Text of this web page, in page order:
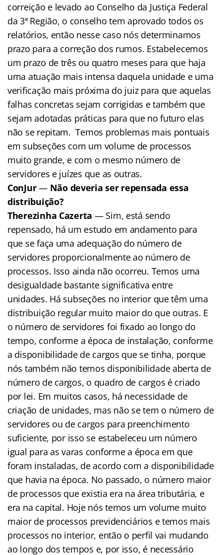
correição e levado ao Conselho da Justiça Federal
da 3ª Região, o conselho tem aprovado todos os
relatórios, então nesse caso nós determinamos
prazo para a correção dos rumos. Estabelecemos
um prazo de três ou quatro meses para que haja
uma atuação mais intensa daquela unidade e uma
verificação mais próxima do juiz para que aquelas
falhas concretas sejam corrigidas e também que
sejam adotadas práticas para que no futuro elas
não se repitam. Temos problemas mais pontuais
em subseções com um volume de processos
muito grande, e com o mesmo número de
servidores e juízes que as outras.
ConJur—Não deveria ser repensada essa
distribuição?
Therezinha Cazerta — Sim, está sendo
repensado, há um estudo em andamento para
que se faça uma adequação do número de
servidores proporcionalmente ao número de
processos. Isso ainda não ocorreu. Temos uma
desigualdade bastante significativa entre
unidades. Há subseções no interior que têm uma
distribuição regular muito maior do que outras. E
o número de servidores foi fixado ao longo do
tempo, conforme a época de instalação, conforme
a disponibilidade de cargos que se tinha, porque
nós também não temos disponibilidade aberta de
número de cargos, o quadro de cargos é criado
por lei. Em muitos casos, há necessidade de
criação de unidades, mas não se tem o número de
servidores ou de cargos para preenchimento
suficiente, por isso se estabeleceu um número
igual para as varas conforme a época em que
foram instaladas, de acordo com a disponibilidade
que havia na época. No passado, o número maior
de processos que existia era na área tributária, e
era na capital. Hoje nós temos um volume muito
maior de processos previdenciários e temos mais
processos no interior, então o perfil vai mudando
ao longo dos tempos e, por isso, é necessário